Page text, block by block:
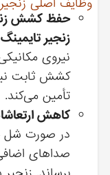
وظایف اصلی
حفظ کشش
زنجیر تایمینگ
نیروی
کشش ثابت
تأمین می‌کند.
کاهش
در صورت شل
صداهای